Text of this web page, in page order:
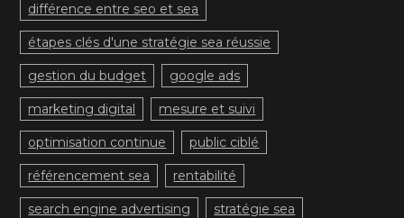
différence entre seo et sea
étapes clés d'une stratégie sea réussie
gestion du budget google ads
marketing digital mesure et suivi
optimisation continue public ciblé
référencement sea rentabilité
search engine advertising stratégie sea